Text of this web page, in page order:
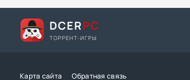
DCERPC
ТОРРЕНТ-ИГРЫ
Карта сайта Обратная связь